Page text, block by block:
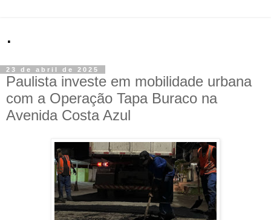
.
23 de abril de 2025
Paulista investe em mobilidade urbana
com a Operação Tapa Buraco na
Avenida Costa Azul